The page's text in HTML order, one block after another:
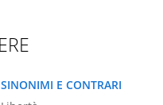
SINONIMI E CONTRARI